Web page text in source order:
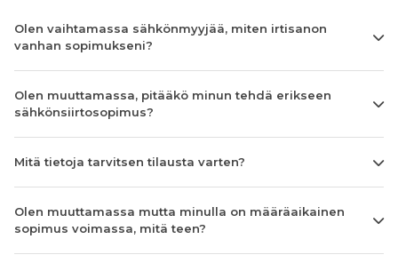
Olen vaihtamassa sähkönmyyjää, miten irtisanon
vanhan sopimukseni?
Olen muuttamassa, pitääkö minun tehdä erikseen
sähkönsiirtosopimus?
Mitä tietoja tarvitsen tilausta varten?
Olen muuttamassa mutta minulla on määräaikainen
sopimus voimassa, mitä teen?